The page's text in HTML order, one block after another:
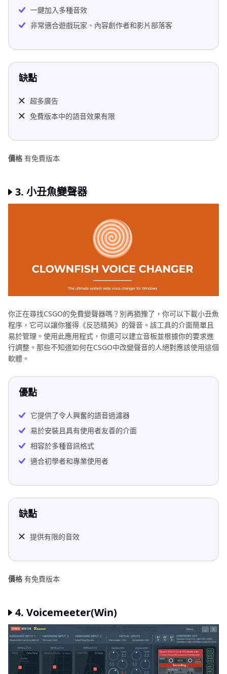
一鍵加入多種音效
非常適合遊戲玩家、內容創作者和影片部落客
缺點
超多廣告
免費版本中的語音效果有限
價格 有免費版本
3. 小丑魚變聲器
你正在尋找CSGO的免費變聲器嗎？別再猶豫了，你可以下載小丑魚
程序，它可以讓你獲得《反恐精英》的聲音。該工具的介面簡單且
易於管理。使用此應用程式，你還可以建立音板並根據你的要求進
行調整。那些不知道如何在CSGO中改變聲音的人絕對應該使用這個
軟體。
優點
它提供了令人興奮的語音過濾器
易於安裝且具有使用者友善的介面
相容於多種音訊格式
適合初學者和專業使用者
缺點
提供有限的音效
價格 有免費版本
4. Voicemeeter(Win)